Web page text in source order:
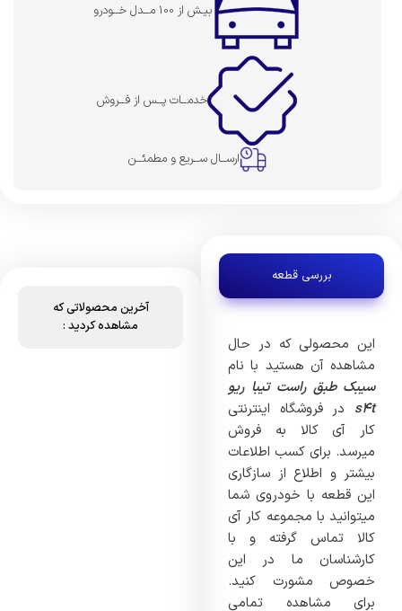
بیـش از 100 مــدل خــودرو
خدمــات پــس از فــروش
ارســال ســریع و مطمئــن
بررسی قطعه
این محصولی که در حال
مشاهده آن هستید با نام
سیبک طبق راست تیبا ریو
s4t در فروشگاه اینترنتی
کار آی کالا به فروش
میرسد. برای کسب اطلاعات
بیشتر و اطلاع از سازگاری
این قطعه با خودروی شما
میتوانید با مجموعه کار آی
کالا تماس گرفته و با
کارشناسان ما در این
خصوص مشورت کنید.
برای مشاهده تمامی
آخرین محصولاتی که
مشاهده کردید :